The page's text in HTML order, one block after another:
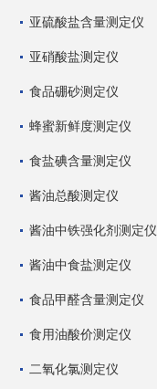
亚硫酸盐含量测定仪
亚硝酸盐测定仪
食品硼砂测定仪
蜂蜜新鲜度测定仪
食盐碘含量测定仪
酱油总酸测定仪
酱油中铁强化剂测定仪
酱油中食盐测定仪
食品甲醛含量测定仪
食用油酸价测定仪
二氧化氯测定仪